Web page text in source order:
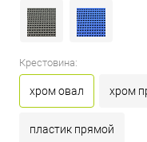
Крестовина:
хром овал хром
пластик прямой